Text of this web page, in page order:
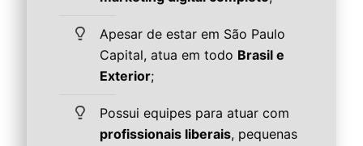
Apesar de estar em São Paulo
Capital, atua em todo Brasil e
Exterior;
Possui equipes para atuar com
profissionais liberais, pequenas